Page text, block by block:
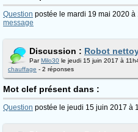
Question postée le mardi 19 mai 2020 à
message
Discussion : Robot
ParMilo30 le jeudi 15 juin 2017 à
chauffage - 2 réponses
Mot clef présent dans :
Question postée le jeudi 15 juin 2017 à